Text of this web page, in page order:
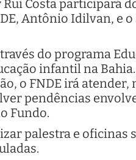
Costa participará
Antônio Idilvan, e
do programa
infantil na Bahia.
o FNDE irá atender,
pendências
Fundo.
palestra e oficinas